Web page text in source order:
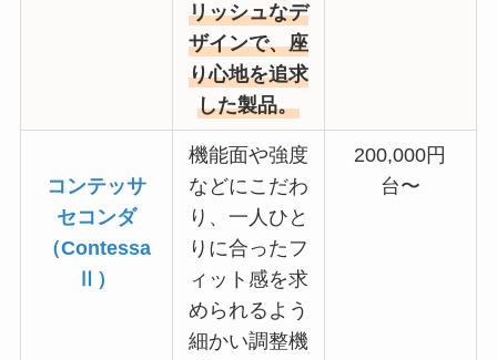
リッシュなデ
ザインで、座
り心地を追求
した製品。
コンテッサ
セコンダ
（Contessa
Ⅱ）
機能面や強度
などにこだわ
り、一人ひと
りに合ったフ
ィット感を求
められるよう
細かい調整機
200,000円
台〜